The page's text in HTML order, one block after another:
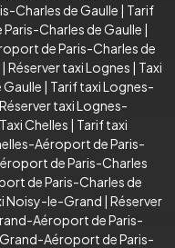
Charles de Gaulle | Tarif
Charles de Gaulle |
de Paris-Charles de
| Réserver taxi Lognes | Taxi
| Tarif taxi Lognes-
Réserver taxi Lognes-
Taxi Chelles | Tarif taxi
Aéroport de Paris-
de Paris-Charles
de Paris-Charles de
Noisy-le-Grand | Réserver
Aéroport de Paris-
Aéroport de Paris-